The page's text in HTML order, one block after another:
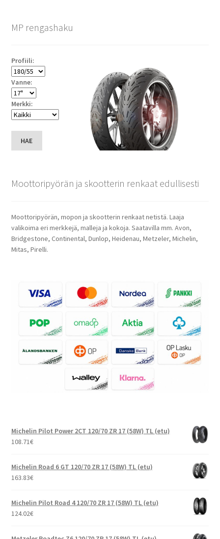
MP rengashaku
Profiili:
Vanne:
Merkki:
HAE
Moottoripyörän ja skootterin renkaat edullisesti
Moottoripyörän, mopon ja skootterin renkaat netistä. Laaja
valikoima eri merkkejä, malleja ja kokoja. Saatavilla mm. Avon,
Bridgestone, Continental, Dunlop, Heidenau, Metzeler, Michelin,
Mitas, Pirelli.
Michelin Pilot Power 2CT 120/70 ZR 17 (58W) TL (etu)
108.71€
Michelin Road 6 GT 120/70 ZR 17 (58W) TL (etu)
163.83€
Michelin Pilot Road 4 120/70 ZR 17 (58W) TL (etu)
124.02€